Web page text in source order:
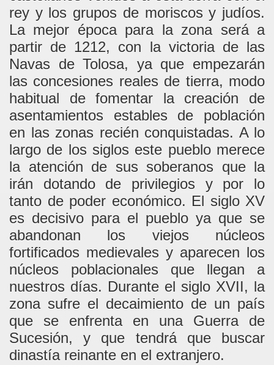
rey y los grupos de moriscos y judíos.
La mejor época para la zona será a
partir de 1212, con la victoria de las
Navas de Tolosa, ya que empezarán
las concesiones reales de tierra, modo
habitual de fomentar la creación de
asentamientos estables de población
en las zonas recién conquistadas. A lo
largo de los siglos este pueblo merece
la atención de sus soberanos que la
irán dotando de privilegios y por lo
tanto de poder económico. El siglo XV
es decisivo para el pueblo ya que se
abandonan los viejos núcleos
fortificados medievales y aparecen los
núcleos poblacionales que llegan a
nuestros días. Durante el siglo XVII, la
zona sufre el decaimiento de un país
que se enfrenta en una Guerra de
Sucesión, y que tendrá que buscar
dinastía reinante en el extranjero.